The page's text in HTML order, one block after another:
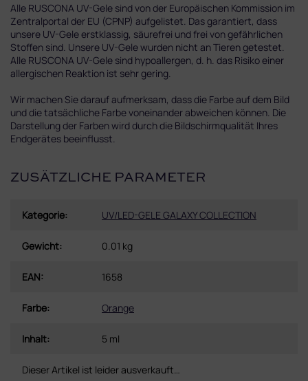
Alle RUSCONA UV-Gele sind von der Europäischen Kommission im
Zentralportal der EU (CPNP) aufgelistet. Das garantiert, dass
unsere UV-Gele erstklassig, säurefrei und frei von gefährlichen
Stoffen sind. Unsere UV-Gele wurden nicht an Tieren getestet.
Alle RUSCONA UV-Gele sind hypoallergen, d. h. das Risiko einer
allergischen Reaktion ist sehr gering.
Wir machen Sie darauf aufmerksam, dass die Farbe auf dem Bild
und die tatsächliche Farbe voneinander abweichen können. Die
Darstellung der Farben wird durch die Bildschirmqualität Ihres
Endgerätes beeinflusst.
ZUSÄTZLICHE PARAMETER
Kategorie: UV/LED-GELE GALAXY COLLECTION
Gewicht: 0.01 kg
EAN: 1658
Farbe: Orange
Inhalt: 5 ml
Dieser Artikel ist leider ausverkauft…